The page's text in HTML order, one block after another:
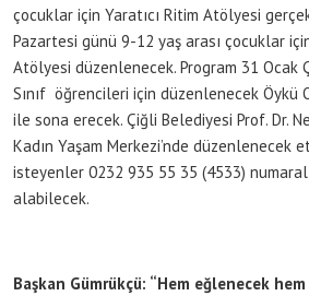
çocuklar için Yaratıcı Ritim Atölyesi
Pazartesi günü 9-12 yaş arası çocuklar
Atölyesi düzenlenecek. Program 31 Ocak
Sınıf öğrencileri için düzenlenecek Öykü
ile sona erecek. Çiğli Belediyesi Prof. Dr.
Kadın Yaşam Merkezi’nde düzenlenecek
isteyenler 0232 935 55 35 (4533)
alabilecek.
Başkan Gümrükçü: “Hem eğlenecek